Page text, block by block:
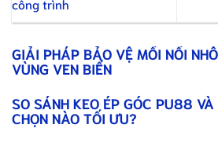
GIẢI PHÁP BẢO VỆ MỐI NỐI
VÙNG VEN BIỂN
SO SÁNH KEO ÉP GÓC PU88
CHỌN NÀO TỐI ƯU?